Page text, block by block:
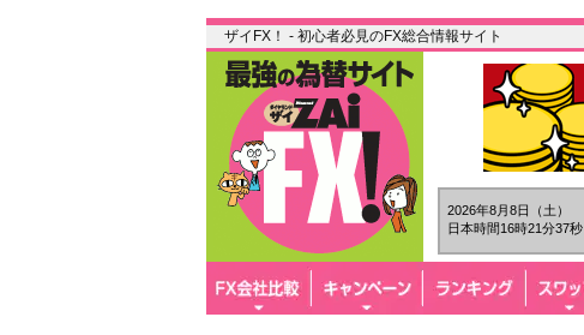
ザイFX！ - 初心者必見のFX総合情報サイト
2026年8月8日（土）
日本時間16時21分38秒